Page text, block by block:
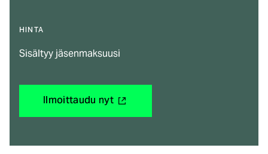
HINTA
Sisältyy jäsenmaksuusi
Ilmoittaudu nyt(ulkoinen
linkki)